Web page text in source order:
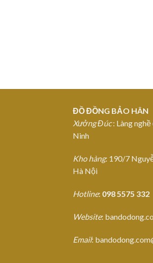
ĐỒ ĐỒNG BẢO HÂN
Xưởng Đúc: Làng
Ninh
Kho hàng: 190/7
Hà Nội
Hotline: 098 5575 332
Website:
Email: